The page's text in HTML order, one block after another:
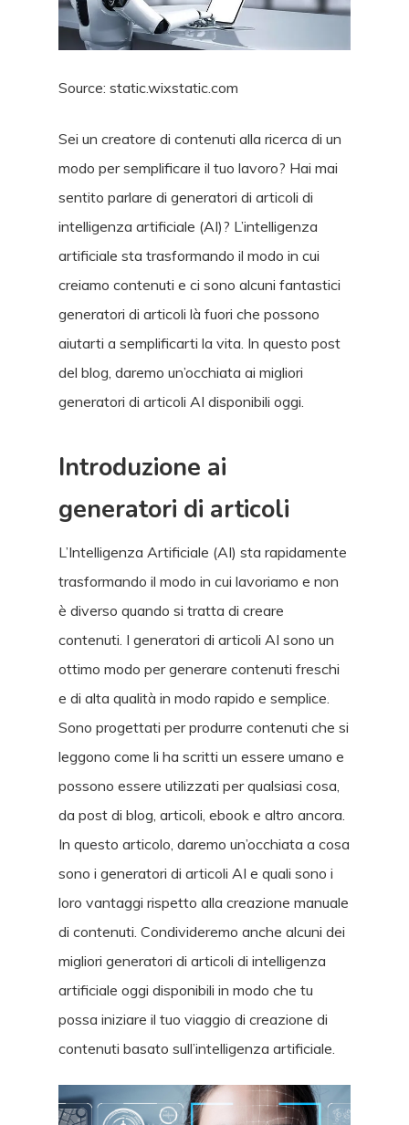
Source: static.wixstatic.com
Sei un creatore di contenuti alla ricerca di un
modo per semplificare il tuo lavoro? Hai mai
sentito parlare di generatori di articoli di
intelligenza artificiale (AI)? L’intelligenza
artificiale sta trasformando il modo in cui
creiamo contenuti e ci sono alcuni fantastici
generatori di articoli là fuori che possono
aiutarti a semplificarti la vita. In questo post
del blog, daremo un’occhiata ai migliori
generatori di articoli AI disponibili oggi.
Introduzione ai
generatori di articoli
L’Intelligenza Artificiale (AI) sta rapidamente
trasformando il modo in cui lavoriamo e non
è diverso quando si tratta di creare
contenuti. I generatori di articoli AI sono un
ottimo modo per generare contenuti freschi
e di alta qualità in modo rapido e semplice.
Sono progettati per produrre contenuti che si
leggono come li ha scritti un essere umano e
possono essere utilizzati per qualsiasi cosa,
da post di blog, articoli, ebook e altro ancora.
In questo articolo, daremo un’occhiata a cosa
sono i generatori di articoli AI e quali sono i
loro vantaggi rispetto alla creazione manuale
di contenuti. Condivideremo anche alcuni dei
migliori generatori di articoli di intelligenza
artificiale oggi disponibili in modo che tu
possa iniziare il tuo viaggio di creazione di
contenuti basato sull’intelligenza artificiale.